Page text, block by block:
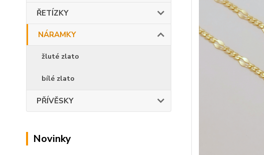
ŘETÍZKY
NÁRAMKY
žluté zlato
bílé zlato
PŘÍVĚSKY
Novinky